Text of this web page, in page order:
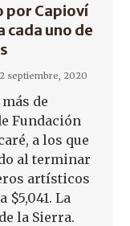
por Capioví
cada uno de
septiembre, 2020
de
Fundación
a los que
al terminar
artísticos
La
la Sierra.